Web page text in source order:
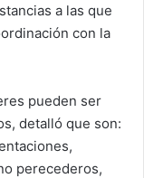
a las que
con la
pueden ser
detalló que son:
perecederos,